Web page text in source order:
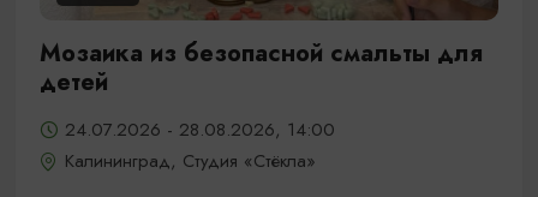
Мозаика из безопасной смальты для
детей
24.07.2026 - 28.08.2026, 14:00
Калининград, Студия «Стёкла»